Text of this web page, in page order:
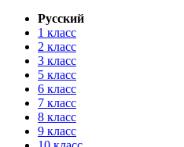
Русский
1 класс
2 класс
3 класс
5 класс
6 класс
7 класс
8 класс
9 класс